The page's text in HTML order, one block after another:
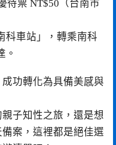
待票 NT$50（台南市
科車站」，轉乘南科
。
功轉化為具備美感與
子知性之旅，還是想
案，這裡都是絕佳選